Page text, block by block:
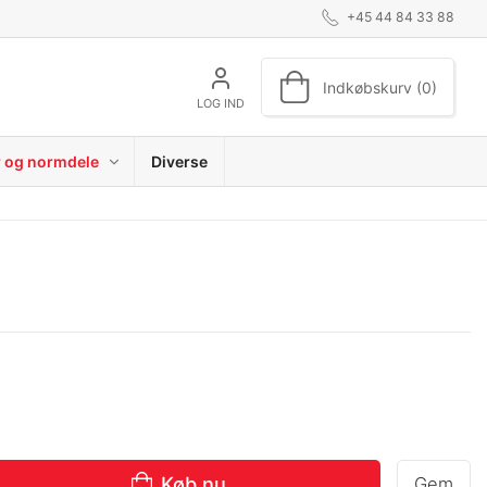
+45 44 84 33 88
LOG IND
Indkøbskurv (0)
normdele Diverse